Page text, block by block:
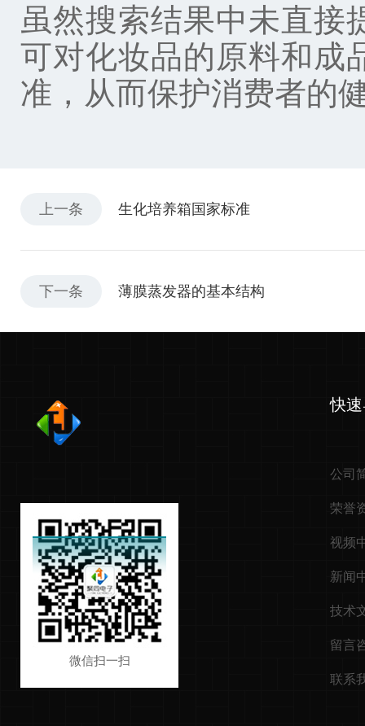
虽然搜索结果中未直接
可对化妆品的原料和成
准，从而保护消费者的
上一条 生化培养箱国家标准
下一条 薄膜蒸发器的基本结构
微信扫一扫
快
公司
荣誉
视频
新闻
技术
留言
联系